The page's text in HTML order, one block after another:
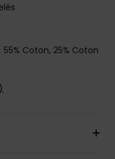
Coton, 25% Coton